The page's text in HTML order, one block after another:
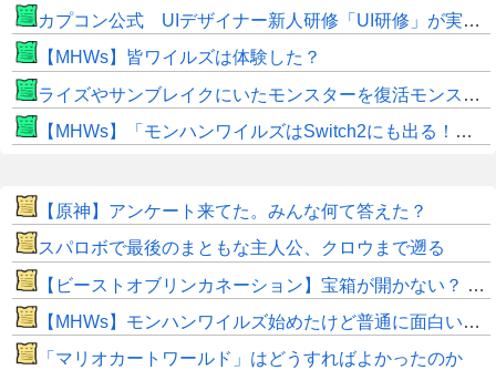
カプコン公式 UIデザイナー新人研修「UI研修」が実装まで進みました！
【MHWs】皆ワイルズは体験した？
ライズやサンブレイクにいたモンスターを復活モンスターと呼ぶのはやめよう
【MHWs】「モンハンワイルズはSwitch2にも出る！」👈こいつにかけたい言葉ｗｗｗｗｗｗｗｗｗ
【原神】アンケート来てた。みんな何て答えた？
スパロボで最後のまともな主人公、クロウまで遡る
【ビーストオブリンカネーション】宝箱が開かない？ パスワードやマップ仕様に不満
【MHWs】モンハンワイルズ始めたけど普通に面白いじゃん
「マリオカートワールド」はどうすればよかったのか